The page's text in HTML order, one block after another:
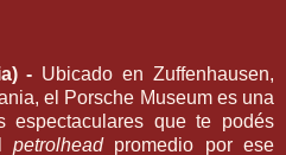
- Ubicado en Zuffenhausen,
el Porsche Museum es una
espectaculares que te podés
petrolhead promedio por ese